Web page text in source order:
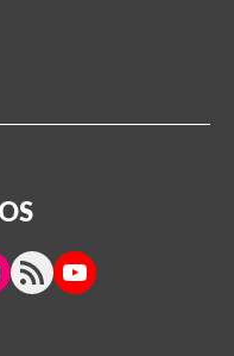
RSS FeedYouTube